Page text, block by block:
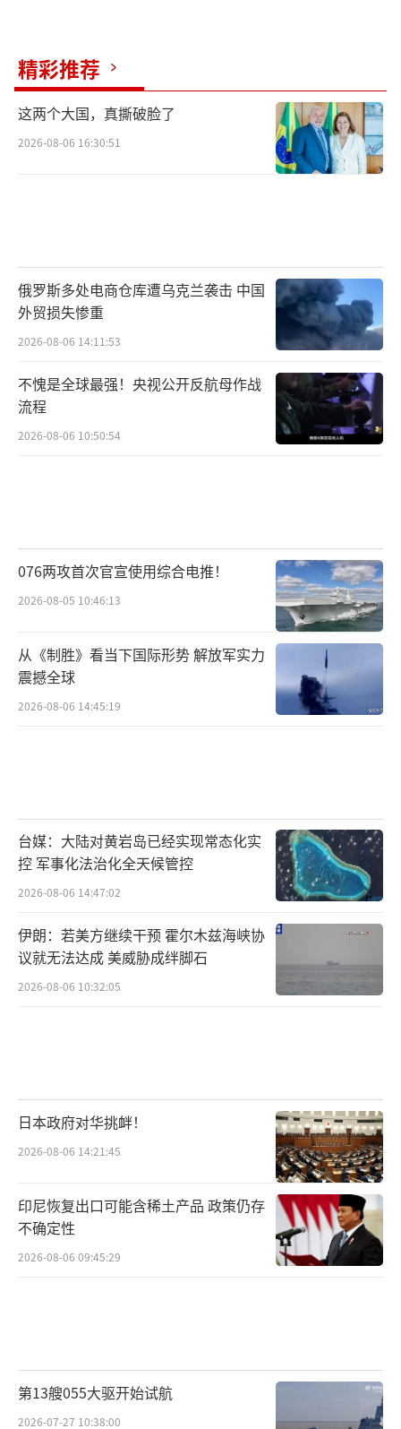
精彩推荐
这两个大国，真撕破脸了
2026-08-06 16:30:51
俄罗斯多处电商仓库遭乌克兰袭击 中国
外贸损失惨重
2026-08-06 14:11:53
不愧是全球最强！央视公开反航母作战
流程
2026-08-06 10:50:54
076两攻首次官宣使用综合电推！
2026-08-05 10:46:13
从《制胜》看当下国际形势 解放军实力
震撼全球
2026-08-06 14:45:19
台媒：大陆对黄岩岛已经实现常态化实
控 军事化法治化全天候管控
2026-08-06 14:47:02
伊朗：若美方继续干预 霍尔木兹海峡协
议就无法达成 美威胁成绊脚石
2026-08-06 10:32:05
日本政府对华挑衅！
2026-08-06 14:21:45
印尼恢复出口可能含稀土产品 政策仍存
不确定性
2026-08-06 09:45:29
第13艘055大驱开始试航
2026-07-27 10:38:00